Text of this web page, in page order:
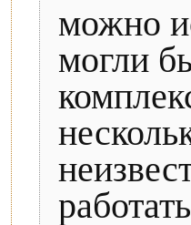
можно
могли